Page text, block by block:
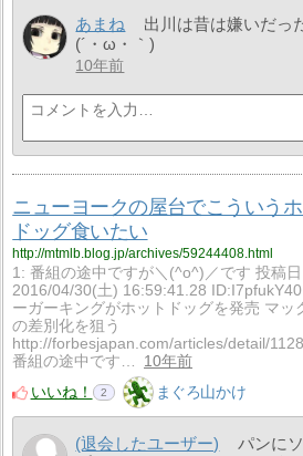
あまね
出川は昔は嫌いだっ
(´・ω・｀)
10年前
ニューヨークの屋台でこういう
ドッグ食いたい
http://mtmlb.blog.jp/archives/59244408.html
1: 番組の途中ですが＼(^o^)／です 投稿日
2016/04/30(土) 16:59:41.28
ーガーキングがホットドッグを発売 マッ
の差別化を狙う
http://forbesjapan.com/articles/detail/
番組の途中です…
10年前
いいね！
2 まぐろ山かけ
(退会したユーザー)
パンに